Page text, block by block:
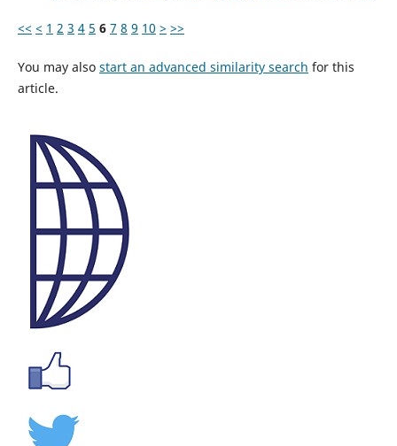
<< < 1 2 3 4 5 6 7 8 9 10 > >>
You may also start an advanced similarity search for this
article.